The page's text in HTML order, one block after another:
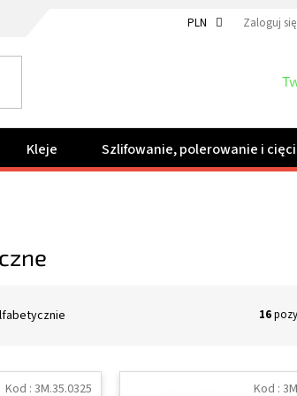
PLN Zaloguj się
Kleje Szlifowanie, polerowanie i
16
Kod : 3M.35.0325 Kod :